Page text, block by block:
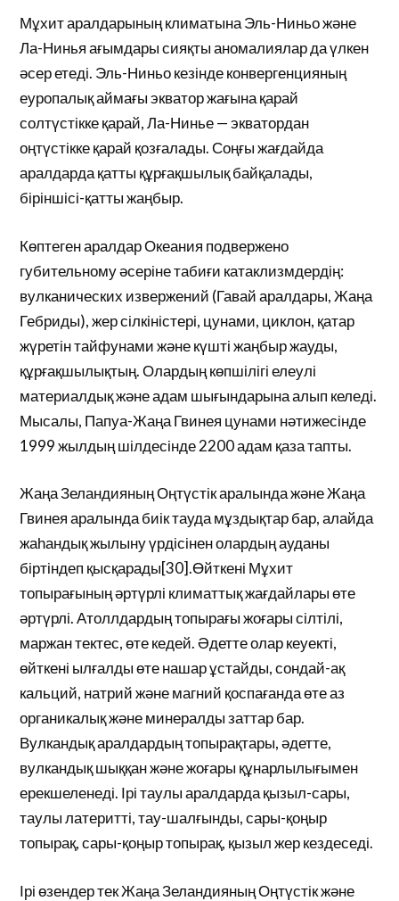
Мұхит аралдарының климатына Эль-Ниньо және
Ла-Нинья ағымдары сияқты аномалиялар да үлкен
әсер етеді. Эль-Ниньо кезінде конвергенцияның
еуропалық аймағы экватор жағына қарай
солтүстікке қарай, Ла-Нинье — экватордан
оңтүстікке қарай қозғалады. Соңғы жағдайда
аралдарда қатты құрғақшылық байқалады,
біріншісі-қатты жаңбыр.
Көптеген аралдар Океания подвержено
губительному әсеріне табиғи катаклизмдердің:
вулканических извержений (Гавай аралдары, Жаңа
Гебриды), жер сілкіністері, цунами, циклон, қатар
жүретін тайфунами және күшті жаңбыр жауды,
құрғақшылықтың. Олардың көпшілігі елеулі
материалдық және адам шығындарына алып келеді.
Мысалы, Папуа-Жаңа Гвинея цунами нәтижесінде
1999 жылдың шілдесінде 2200 адам қаза тапты.
Жаңа Зеландияның Оңтүстік аралында және Жаңа
Гвинея аралында биік тауда мұздықтар бар, алайда
жаһандық жылыну үрдісінен олардың ауданы
біртіндеп қысқарады[30].Өйткені Мұхит
топырағының әртүрлі климаттық жағдайлары өте
әртүрлі. Атоллдардың топырағы жоғары сілтілі,
маржан тектес, өте кедей. Әдетте олар кеуекті,
өйткені ылғалды өте нашар ұстайды, сондай-ақ
кальций, натрий және магний қоспағанда өте аз
органикалық және минералды заттар бар.
Вулкандық аралдардың топырақтары, әдетте,
вулкандық шыққан және жоғары құнарлылығымен
ерекшеленеді. Ірі таулы аралдарда қызыл-сары,
таулы латеритті, тау-шалғынды, сары-қоңыр
топырақ, сары-қоңыр топырақ, қызыл жер кездеседі.
Ірі өзендер тек Жаңа Зеландияның Оңтүстік және